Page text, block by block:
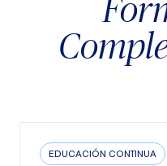
EDUCACIÓN CONTINUA